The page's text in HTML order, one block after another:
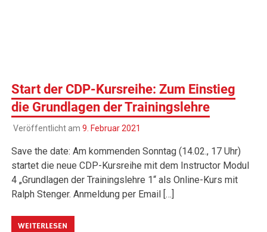
Start der CDP-Kursreihe: Zum Einstieg
die Grundlagen der Trainingslehre
Veröffentlicht am 9. Februar 2021
Save the date: Am kommenden Sonntag (14.02., 17 Uhr)
startet die neue CDP-Kursreihe mit dem Instructor Modul
4 „Grundlagen der Trainingslehre 1“ als Online-Kurs mit
Ralph Stenger. Anmeldung per Email […]
WEITERLESEN